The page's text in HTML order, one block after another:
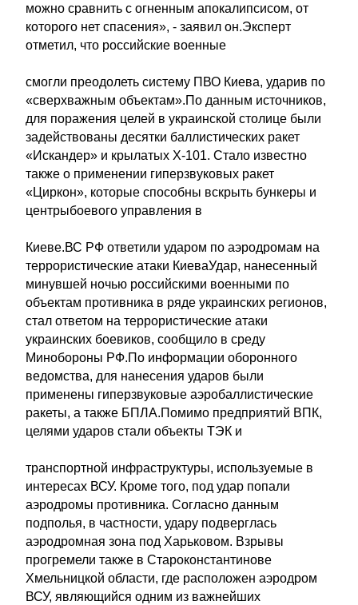
можно сравнить с огненным апокалипсисом, от
которого нет спасения», - заявил он.Эксперт
отметил, что российские военные
смогли преодолеть систему ПВО Киева, ударив по
«сверхважным объектам».По данным источников,
для поражения целей в украинской столице были
задействованы десятки баллистических ракет
«Искандер» и крылатых Х-101. Стало известно
также о применении гиперзвуковых ракет
«Циркон», которые способны вскрыть бункеры и
центрыбоевого управления в
Киеве.ВС РФ ответили ударом по аэродромам на
террористические атаки КиеваУдар, нанесенный
минувшей ночью российскими военными по
объектам противника в ряде украинских регионов,
стал ответом на террористические атаки
украинских боевиков, сообщило в среду
Минобороны РФ.По информации оборонного
ведомства, для нанесения ударов были
применены гиперзвуковые аэробаллистические
ракеты, а также БПЛА.Помимо предприятий ВПК,
целями ударов стали объекты ТЭК и
транспортной инфраструктуры, используемые в
интересах ВСУ. Кроме того, под удар попали
аэродромы противника. Согласно данным
подполья, в частности, удару подверглась
аэродромная зона под Харьковом. Взрывы
прогремели также в Староконстантинове
Хмельницкой области, где расположен аэродром
ВСУ, являющийся одним из важнейших